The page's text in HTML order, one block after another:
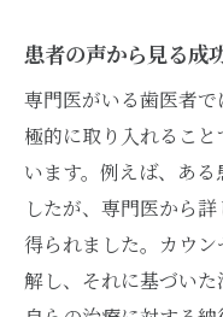
患者の声から見る成
専門医がいる歯医者
極的に取り入れるこ
います。例えば、あ
したが、専門医から
得られました。カウ
解し、それに基づい